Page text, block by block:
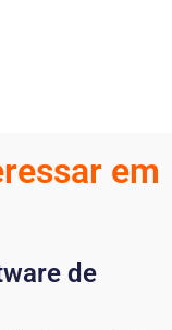
em
de